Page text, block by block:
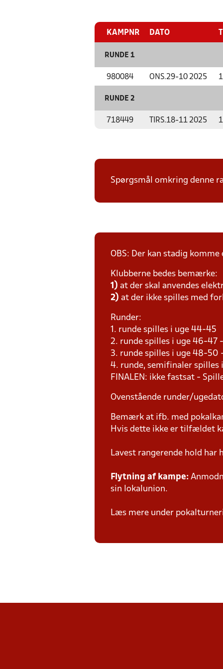
KAMPNR DATO
RUNDE 1
980084 ONS.29-10 2025
RUNDE 2
718449 TIRS.18-11 2025
Spørgsmål omkring denne
OBS: Der kan stadig
Klubberne bedes bemærke:
1) at der skal anvendes
2) at der ikke spilles med
Runder:
1. runde spilles i uge 44-45
2. runde spilles i uge 46-47
3. runde spilles i uge 48-50
4. runde, semifinaler spilles
FINALEN: ikke fastsat -
Ovenstående runder/
Bemærk at ifb. med
Hvis dette ikke er tilfældet
Lavest rangerende hold
Flytning af kampe:
sin lokalunion.
Læs mere under